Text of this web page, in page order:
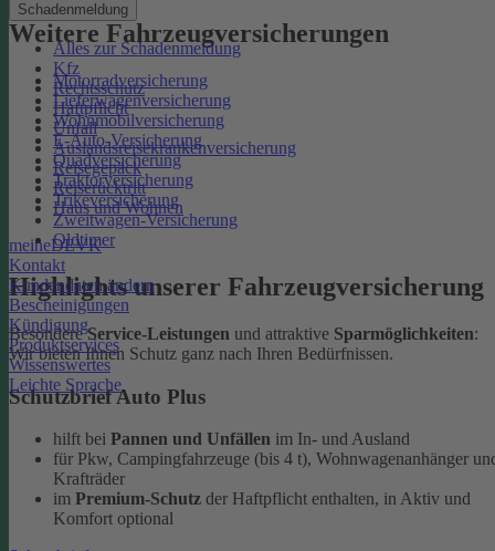
Schadenmeldung
Alles zur Schadenmeldung
Kfz
Rechtsschutz
Haftpflicht
Unfall
Auslandsreisekrankenversicherung
Reisegepäck
Reiserücktritt
Haus und Wohnen
meineDEVK
Kontakt
Kundendaten ändern
Bescheinigungen
Kündigung
Produktservices
Wissenswertes
Leichte Sprache
Weitere Fahrzeugversicherungen
Motorradversicherung
Lieferwagenversicherung
Wohnmobilversicherung
E-Auto-Versicherung
Quadversicherung
Traktorversicherung
Trikeversicherung
Zweitwagen-Versicherung
Oldtimer
Highlights unserer Fahrzeugversicherung
BesondereService-Leistungen und attraktive Sparmöglichkeiten:
Wir bieten Ihnen Schutz ganz nach Ihren Bedürfnissen.
Schutzbrief Auto Plus
hilft bei Pannen und Unfällen im In- und Ausland
für Pkw, Campingfahrzeuge (bis 4 t), Wohnwagenanhänger
Krafträder
im Premium-Schutz der Haftpflicht enthalten, in Aktiv und
Komfort optional